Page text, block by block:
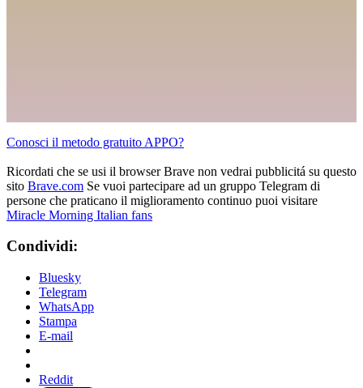
Conosci il metodo gratuito APPO?
Ricordati che se usi il browser Brave non vedrai pubblicitá su questo
sito Brave.com Se vuoi partecipare ad un gruppo Telegram di
persone che praticano il miglioramento continuo puoi visitare
Miracle Morning Italian fans
Condividi:
Bluesky
Telegram
WhatsApp
Stampa
E-mail
Reddit